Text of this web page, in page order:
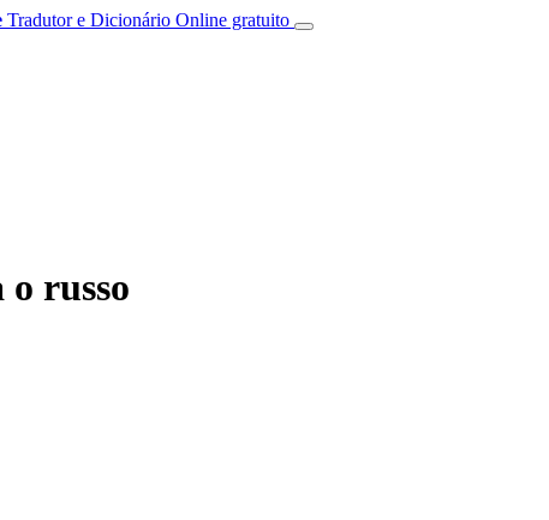
Tradutor e Dicionário Online gratuito
russo